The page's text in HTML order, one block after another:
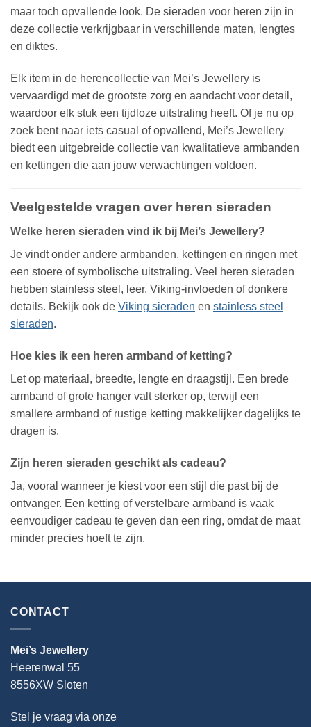
maar toch opvallende look. De sieraden voor heren zijn in
deze collectie verkrijgbaar in verschillende maten, lengtes
en diktes.
Elk item in de herencollectie van Mei’s Jewellery is
vervaardigd met de grootste zorg en aandacht voor detail,
waardoor elk stuk een tijdloze uitstraling heeft. Of je nu op
zoek bent naar iets casual of opvallend, Mei’s Jewellery
biedt een uitgebreide collectie van kwalitatieve armbanden
en kettingen die aan jouw verwachtingen voldoen.
Veelgestelde vragen over heren sieraden
Welke heren sieraden vind ik bij Mei’s Jewellery?
Je vindt onder andere armbanden, kettingen en ringen met
een stoere of symbolische uitstraling. Veel heren sieraden
hebben stainless steel, leer, Viking-invloeden of donkere
details. Bekijk ook de Viking sieraden en stainless steel
sieraden.
Hoe kies ik een heren armband of ketting?
Let op materiaal, breedte, lengte en draagstijl. Een brede
armband of grote hanger valt sterker op, terwijl een
smallere armband of rustige ketting makkelijker dagelijks te
dragen is.
Zijn heren sieraden geschikt als cadeau?
Ja, vooral wanneer je kiest voor een stijl die past bij de
ontvanger. Een ketting of verstelbare armband is vaak
eenvoudiger cadeau te geven dan een ring, omdat de maat
minder precies hoeft te zijn.
CONTACT
Mei’s Jewellery
Heerenwal 55
8556XW Sloten
Stel je vraag via onze